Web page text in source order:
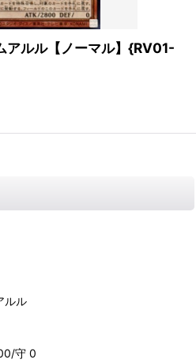
アルル【ノーマル】{RV01-
ルル
守 0